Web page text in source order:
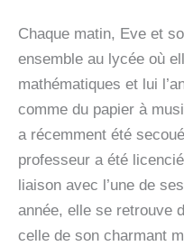
Chaque matin, Eve et
ensemble au lycée où
mathématiques et lui
comme du papier à
a récemment été
professeur a été
liaison avec l’une de
année, elle se retrouve
celle de son charmant